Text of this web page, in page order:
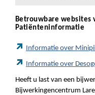
Betrouwbare websites
Patiënteninformatie
Informatie over
Informatie over
Heeft u last van een
Bijwerkingencentrum